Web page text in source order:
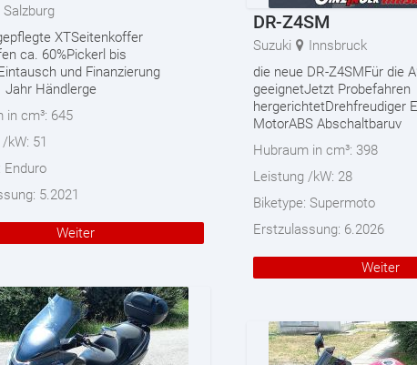
Salzburg
XTSeitenkoffer
ca. 60%Pickerl bis
und Finanzierung
Jahr Händlerge
in cm³: 645
kW: 51
Enduro
5.2021
Weiter
DR-Z4SM
Suzuki
Innsbruck
die neue DR-Z4SMFür die
geeignetJetzt Probefahren
hergerichtetDrehfreudiger
MotorABS Abschaltbaruv
Hubraum in cm³: 398
Leistung /kW: 28
Biketype: Supermoto
Erstzulassung: 6.2026
Weiter